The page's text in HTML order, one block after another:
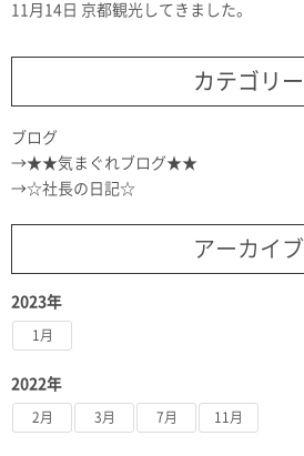
11月14日 京都観光してきました。
カテゴリー
ブログ
★★気まぐれブログ★★
☆社長の日記☆
アーカイブ
2023年
1月
2022年
2月 3月 7月 11月